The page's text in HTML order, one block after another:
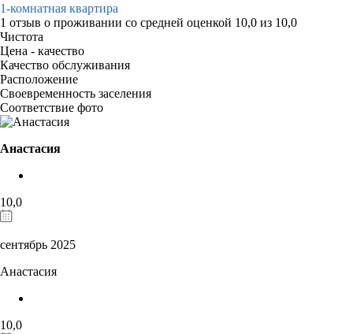
1-комнатная квартира
1 отзыв о проживании со средней оценкой 10,0 из 10,0
Чистота
Цена - качество
Качество обслуживания
Расположение
Своевременность заселения
Соответствие фото
Анастасия
10,0
сентябрь 2025
Анастасия
10,0